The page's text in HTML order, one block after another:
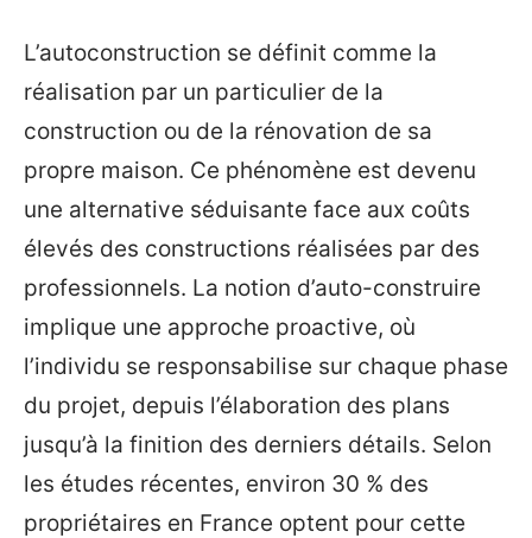
L’autoconstruction se définit comme la
réalisation par un particulier de la
construction ou de la rénovation de sa
propre maison. Ce phénomène est devenu
une alternative séduisante face aux coûts
élevés des constructions réalisées par des
professionnels. La notion d’auto-construire
implique une approche proactive, où
l’individu se responsabilise sur chaque phase
du projet, depuis l’élaboration des plans
jusqu’à la finition des derniers détails. Selon
les études récentes, environ 30 % des
propriétaires en France optent pour cette